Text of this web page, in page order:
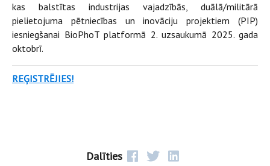
kas balstītas industrijas vajadzībās, duālā/militārā
pielietojuma pētniecības un inovāciju projektiem (PIP)
iesniegšanai BioPhoT platformā 2. uzsaukumā 2025. gada
oktobrī.
REĢISTRĒJIES!
Dalīties